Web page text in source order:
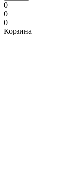
0
0
0
Корзина